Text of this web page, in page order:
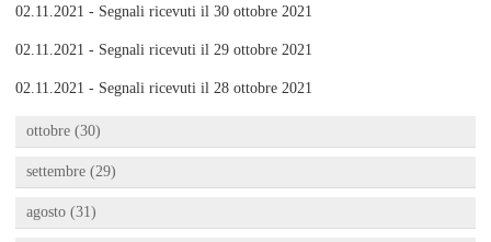
02.11.2021 - Segnali ricevuti il 30 ottobre 2021
02.11.2021 - Segnali ricevuti il 29 ottobre 2021
02.11.2021 - Segnali ricevuti il 28 ottobre 2021
ottobre (30)
settembre (29)
agosto (31)